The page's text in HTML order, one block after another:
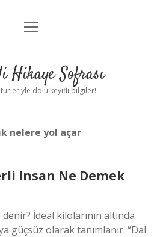
Anasayfa
Yasal Uyarı
menüyü
Hikaye Sofrası
dolu keyifli bilgiler!
nelere yol açar
Insan Ne Demek
İdeal kilolarının altında
güçsüz olarak tanımlanır. “Dal